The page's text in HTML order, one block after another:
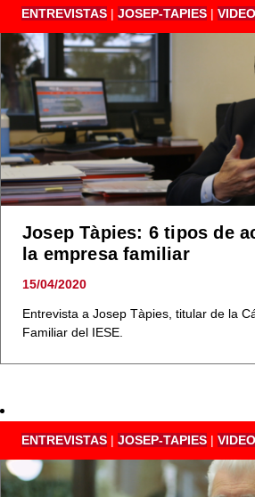
ENTREVISTAS | JOSEP-TAPIES |
Josep Tàpies: 6 tipos de
la empresa familiar
15/04/2020
Entrevista a Josep Tàpies, titular de la
Familiar del IESE.
ENTREVISTAS | JOSEP-TAPIES |